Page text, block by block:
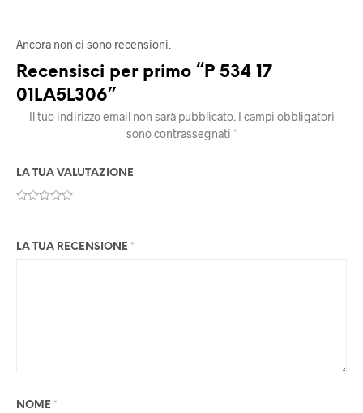
Ancora non ci sono recensioni.
Recensisci per primo “P 534 17
01LA5L306”
Il tuo indirizzo email non sarà pubblicato. I campi obbligatori
sono contrassegnati *
LA TUA VALUTAZIONE
LA TUA RECENSIONE *
NOME *